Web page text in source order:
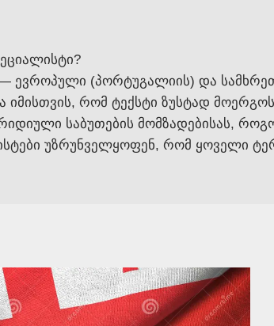
ევროპული (პორტუგალიის) და
რომ ტექსტი ზუსტად მოერგოს
საბუთების მომზადებისას,
უზრუნველყოფენ, რომ ყოველი